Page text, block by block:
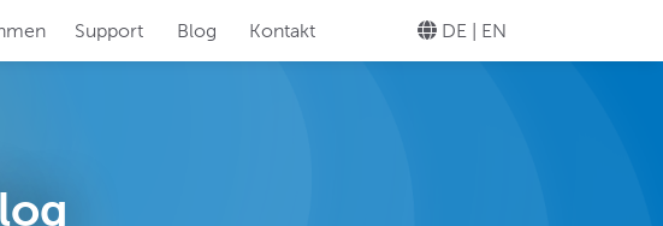
Support Blog Kontakt DE | EN
STEWARD
Sie mühelos Ihr